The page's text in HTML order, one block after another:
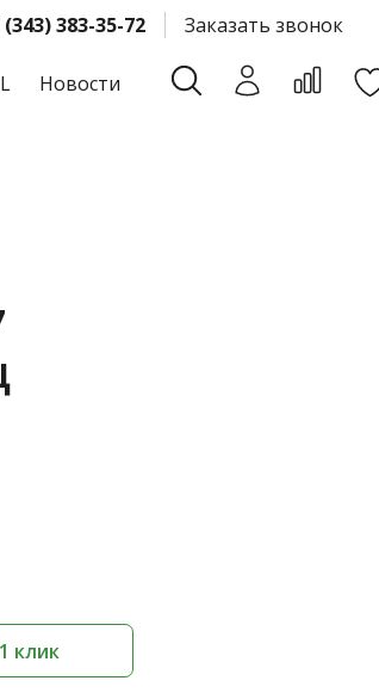
(343) 383-35-72 Заказать звонок
Новости
клик